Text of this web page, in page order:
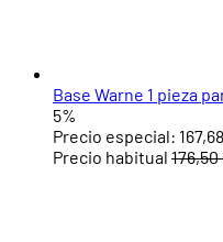
Base Warne 1 pieza
5%
Precio especial:
Precio habitual